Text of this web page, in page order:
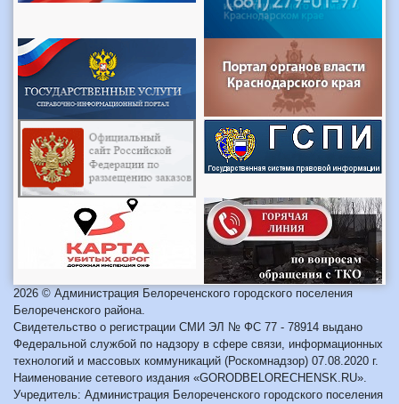
2026 © Администрация Белореченского городского поселения
Белореченского района.
Свидетельство о регистрации СМИ ЭЛ № ФС 77 - 78914 выдано
Федеральной службой по надзору в сфере связи, информационных
технологий и массовых коммуникаций (Роскомнадзор) 07.08.2020 г.
Наименование сетевого издания «GORODBELORECHENSK.RU».
Учредитель: Администрация Белореченского городского поселения